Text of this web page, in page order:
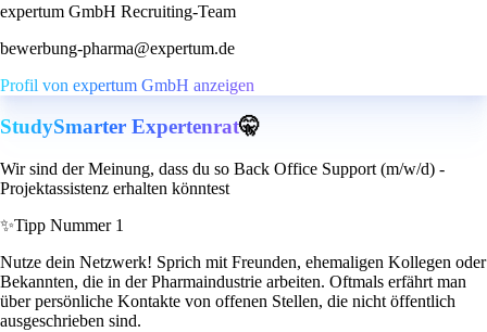
expertum GmbH Recruiting-Team
bewerbung-pharma@expertum.de
Profil von expertum GmbH anzeigen
StudySmarter Expertenrat🤫
Wir sind der Meinung, dass du so Back Office Support (m/w/d) -
Projektassistenz erhalten könntest
✨Tipp Nummer 1
Nutze dein Netzwerk! Sprich mit Freunden, ehemaligen Kollegen oder
Bekannten, die in der Pharmaindustrie arbeiten. Oftmals erfährt man
über persönliche Kontakte von offenen Stellen, die nicht öffentlich
ausgeschrieben sind.